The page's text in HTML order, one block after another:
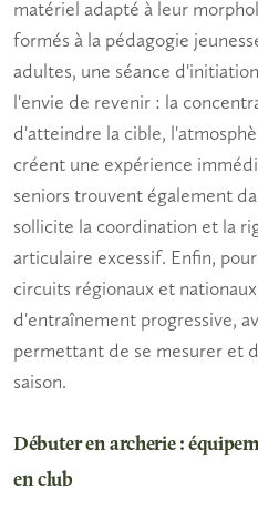
matériel adapté à leur
formés à la pédagogie
adultes, une séance
l'envie de revenir : la
d'atteindre la cible,
créent une expérience
seniors trouvent également
sollicite la coordination et la
articulaire excessif. Enfin,
circuits régionaux et
d'entraînement progressive,
permettant de se mesurer et
saison.
Débuter en archerie :
en club